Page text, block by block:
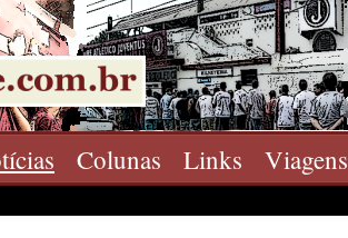
Colunas Links Viagens